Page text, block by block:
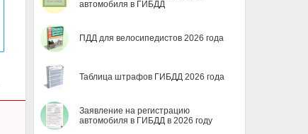
автомобиля в ГИБДД
ПДД для велосипедистов 2026 года
Таблица штрафов ГИБДД 2026 года
Заявление на регистрацию
автомобиля в ГИБДД в 2026 году